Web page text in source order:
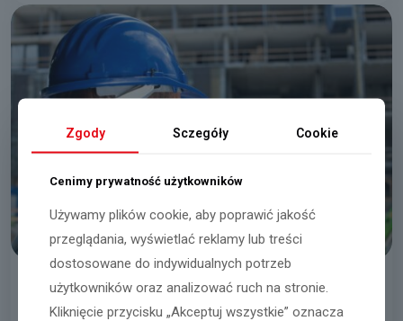
Працівник/працівниця складу
Zgody Sczegóły Cookie
Cenimy prywatność użytkowników
Używamy plików cookie, aby poprawić jakość
przeglądania, wyświetlać reklamy lub treści
dostosowane do indywidualnych potrzeb
użytkowników oraz analizować ruch na stronie.
Kliknięcie przycisku „Akceptuj wszystkie” oznacza